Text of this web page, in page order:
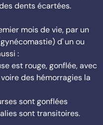
dents écartées.
mois de vie, par un
d' un ou
:
est rouge, gonflée, avec
des hémorragies la
sont gonflées
sont transitoires.